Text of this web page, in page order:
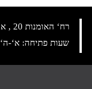
רח‘ האומנות 20 , א.ת חדש נתניה, טלפון:
שעות פתיחה: א‘-ה‘ 10:00-18:00 , שישי: 9:00-14:00